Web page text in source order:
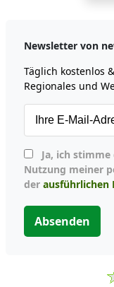
Newsletter von
Täglich kostenlos
Regionales und
Nutzung meiner
der ausführlichen
Absenden